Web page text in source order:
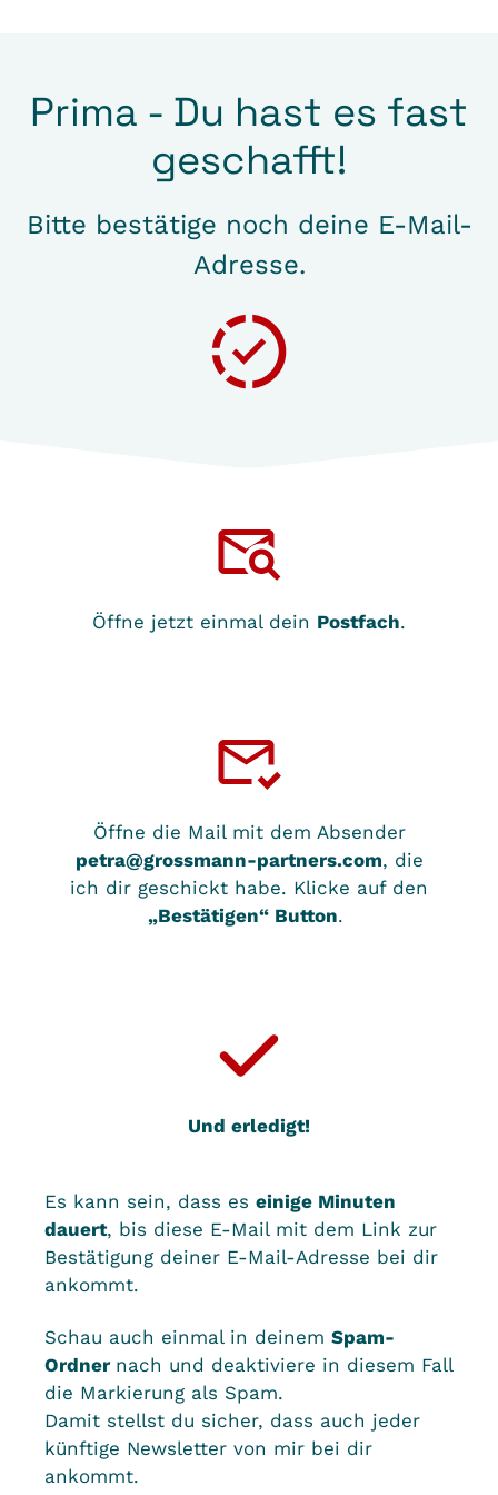
Prima - Du hast es fast
geschafft!
Bitte bestätige noch deine E-Mail-
Adresse.
Öffne jetzt einmal dein Postfach.
Öffne die Mail mit dem Absender
petra@grossmann-partners.com, die
ich dir geschickt habe. Klicke auf den
„Bestätigen“ Button.
Und erledigt!
Es kann sein, dass es einige Minuten
dauert, bis diese E-Mail mit dem Link zur
Bestätigung deiner E-Mail-Adresse bei dir
ankommt.
Schau auch einmal in deinem Spam-
Ordner nach und deaktiviere in diesem Fall
die Markierung als Spam.
Damit stellst du sicher, dass auch jeder
künftige Newsletter von mir bei dir
ankommt.